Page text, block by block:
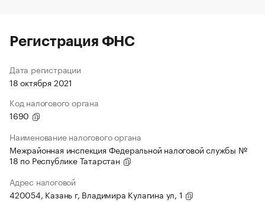
Регистрация ФНС
Дата регистрации
18 октября 2021
Код налогового органа
1690
Наименование налогового органа
Межрайонная инспекция Федеральной налоговой службы №
18 по Республике Татарстан
Адрес налоговой
420054, Казань г, Владимира Кулагина ул, 1